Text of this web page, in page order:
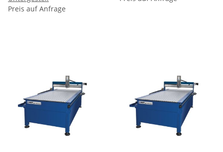
Preis auf Anfrage